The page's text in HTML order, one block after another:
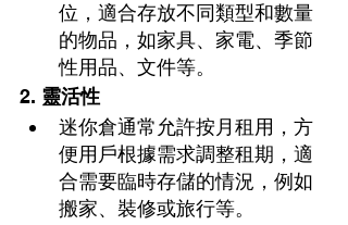
位，適合存放不同類型和數量
的物品，如家具、家電、季節
性用品、文件等。
2. 靈活性
迷你倉通常允許按月租用，方
便用戶根據需求調整租期，適
合需要臨時存儲的情況，例如
搬家、裝修或旅行等。